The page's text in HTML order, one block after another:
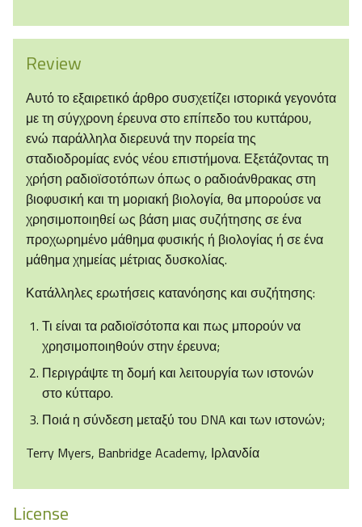
Review
Αυτό το εξαιρετικό άρθρο συσχετίζει ιστορικά γεγονότα
με τη σύγχρονη έρευνα στο επίπεδο του κυττάρου,
ενώ παράλληλα διερευνά την πορεία της
σταδιοδρομίας ενός νέου επιστήμονα. Εξετάζοντας τη
χρήση ραδιοϊσοτόπων όπως ο ραδιοάνθρακας στη
βιοφυσική και τη μοριακή βιολογία, θα μπορούσε να
χρησιμοποιηθεί ως βάση μιας συζήτησης σε ένα
προχωρημένο μάθημα φυσικής ή βιολογίας ή σε ένα
μάθημα χημείας μέτριας δυσκολίας.
Κατάλληλες ερωτήσεις κατανόησης και συζήτησης:
Τι είναι τα ραδιοϊσότοπα και πως μπορούν να
χρησιμοποιηθούν στην έρευνα;
Περιγράψτε τη δομή και λειτουργία των ιστονών
στο κύτταρο.
Ποιά η σύνδεση μεταξύ του DNA και των ιστονών;
Terry Myers, Banbridge Academy, Ιρλανδία
License